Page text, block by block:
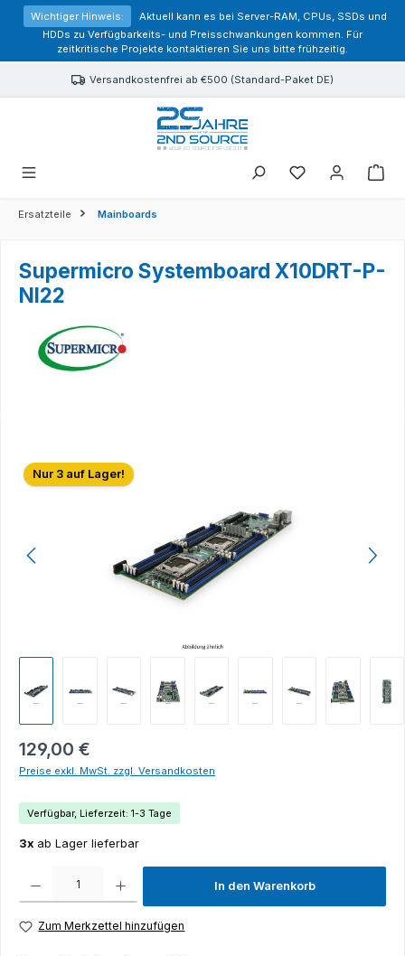
springen
Wichtiger Hinweis:
Aktuell kann es bei Server-RAM, CPUs, SSDs und
HDDs zu Verfügbarkeits- und Preisschwankungen kommen. Für
zeitkritische Projekte kontaktieren Sie uns bitte frühzeitig.
Versandkostenfrei ab €500 (Standard-Paket DE)
Sie haben 0
Ersatzteile Mainboards
Supermicro Systemboard X10DRT-P-
NI22
Bildergalerie überspringen
Nur 3 auf Lager!
129,00 €
Preise exkl. MwSt. zzgl. Versandkosten
Verfügbar, Lieferzeit: 1-3 Tage
3x ab Lager lieferbar
In den Warenkorb
Zum Merkzettel hinzufügen